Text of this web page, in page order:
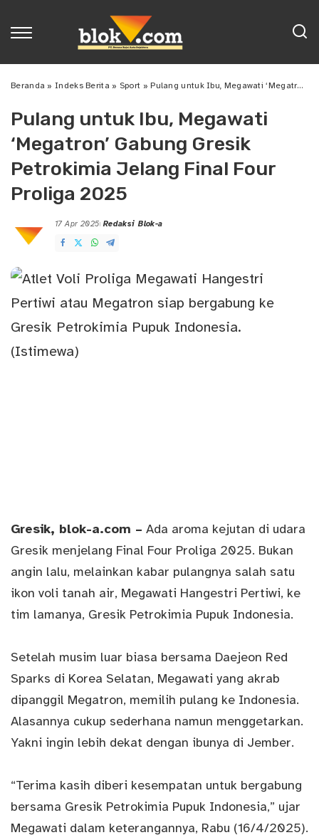
Beranda »Indeks Berita » Sport »Pulang untuk Ibu, Megawati ‘Megatron’ Gabung Gresik Petrokimia Jelang Final Four Proliga 2025
Pulang untuk Ibu, Megawati
‘Megatron’ Gabung Gresik
Petrokimia Jelang Final Four
Proliga 2025
17 Apr 2025
Posted
by
Redaksi Blok-a
Gresik, blok-a.com – Ada aroma kejutan di udara
Gresik menjelang Final Four Proliga 2025. Bukan
angin lalu, melainkan kabar pulangnya salah satu
ikon voli tanah air, Megawati Hangestri Pertiwi, ke
tim lamanya, Gresik Petrokimia Pupuk Indonesia.
Setelah musim luar biasa bersama Daejeon Red
Sparks di Korea Selatan, Megawati yang akrab
dipanggil Megatron, memilih pulang ke Indonesia.
Alasannya cukup sederhana namun menggetarkan.
Yakni ingin lebih dekat dengan ibunya di Jember.
“Terima kasih diberi kesempatan untuk bergabung
bersama Gresik Petrokimia Pupuk Indonesia,” ujar
Megawati dalam keterangannya, Rabu (16/4/2025).